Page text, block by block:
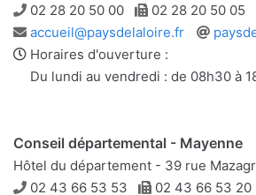
Téléphone
02 28 20 50 00 Télécopie
02 28 20 50 05
Adresse
e-
mail
accueil@paysdelaloire.fr
Site
Horaires d'ouverture :
Du lundi au vendredi : de 08h30 à
Conseil départemental - Mayenne
Hôtel du département - 39 rue
Téléphone
02 43 66 53 53 Télécopie
02 43 66 53 20